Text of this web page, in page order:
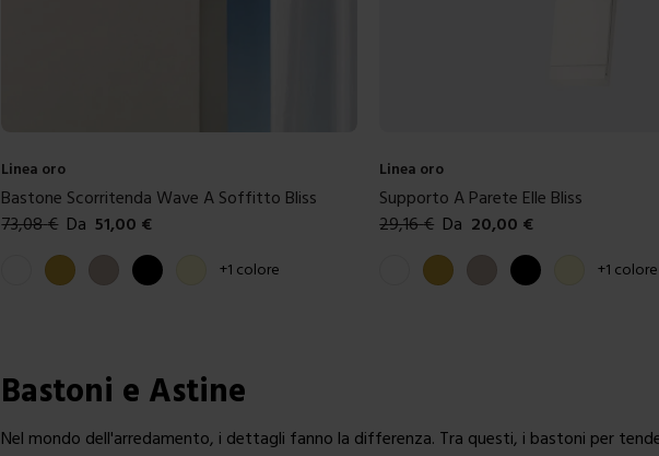
Linea oro
Bastone Scorritenda Wave A Soffitto Bliss
73,08€ Da 51,00 €
Colori disponibili
BiancoOro TortoraNero Crema+1 colore
Linea oro
Supporto A Parete Elle Bliss
29,16€ Da 20,00 €
Colori disponibili
BiancoOro TortoraNero Crema+1 colore
Bastoni e Astine
Nel mondo dell'arredamento, i dettagli fanno la differenza. Tra questi, i bastoni per